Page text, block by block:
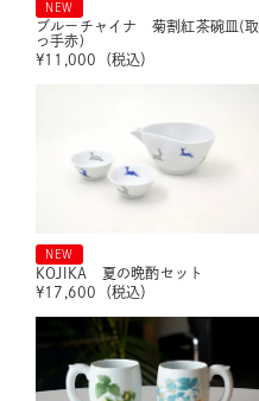
NEW
ブルーチャイナ 菊割紅茶碗皿(取
っ手赤)
¥11,000 （税込）
NEW
KOJIKA 夏の晩酌セット
¥17,600 （税込）